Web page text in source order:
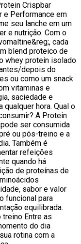
Crispbar
e Performance em
seu lanche em um
e nutrição. Com o
cada
blend proteico de
whey protein isolado
depois do
ou como um snack
vitaminas e
saciedade e
qualquer hora. Qual o
A Protein
ser consumida
ou pós-treino e a
Também é
refeições
quando há
de proteínas de
sabor e valor
funcional para
equilibrada.
Entre as
do dia
rotina com a